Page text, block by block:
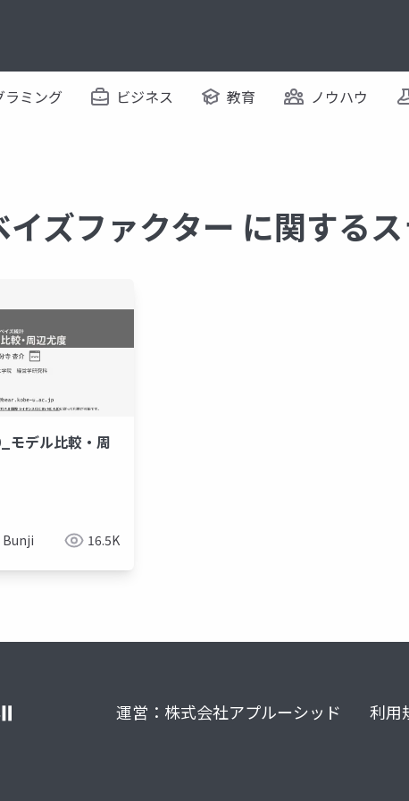
ラミング ビジネス 教育 ノウハウ
イズファクター に関する
モデル比較・周
Bunji 16.5K
運営：株式会社アプルーシッド 利用